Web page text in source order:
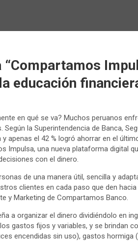
educación
en qué se va? Muchos peruanos
la Superintendencia de Banca,
apenas el 42 % logró ahorrar en el
Impulsa, una nueva plataforma digital
con el dinero.
de una manera útil, sencilla y
clientes en cada paso que den
y Marketing de Compartamos Banco.
a organizar el dinero dividiéndolo en
gastos fijos y variables, y se brindan
encendidas sin uso), gastos hormiga